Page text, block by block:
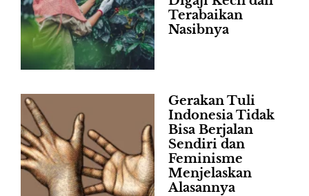
Terabaikan
Nasibnya
Gerakan Tuli
Indonesia Tidak
Bisa Berjalan
Sendiri dan
Feminisme
Menjelaskan
Alasannya